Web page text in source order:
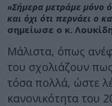
«Σήμερα μετράμε μόνο
και όχι ότι περνάει ο
σημείωσε ο κ.
Μάλιστα, όπως
του σχολιάζουν
τόσα πολλά, ώστε
κανονικότητα του